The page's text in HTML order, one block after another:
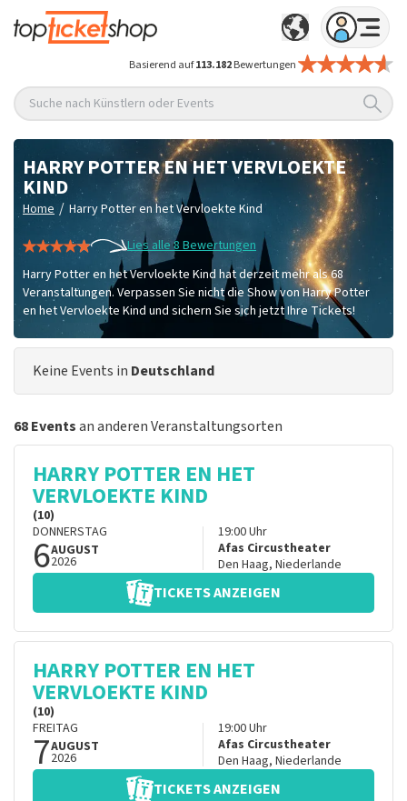
Basierend auf113.182Bewertungen
Suche nach Künstlern oder Events
HARRY POTTER EN HET VERVLOEKTE
KIND
Home / Harry Potter en het Vervloekte Kind
Lies alle 8 Bewertungen
Harry Potter en het Vervloekte Kind hat derzeit mehr als 68
Veranstaltungen. Verpassen Sie nicht die Show von Harry Potter
en het Vervloekte Kind und sichern Sie sich jetzt Ihre Tickets!
Keine Events in Deutschland
68 Eventsan anderen Veranstaltungsorten
HARRY POTTER EN HET
VERVLOEKTE KIND
(10)
DONNERSTAG
6AUGUST
2026
19:00Uhr
Afas Circustheater
Den Haag, Niederlande
TICKETS ANZEIGEN
HARRY POTTER EN HET
VERVLOEKTE KIND
(10)
FREITAG
7AUGUST
2026
19:00Uhr
Afas Circustheater
Den Haag, Niederlande
TICKETS ANZEIGEN